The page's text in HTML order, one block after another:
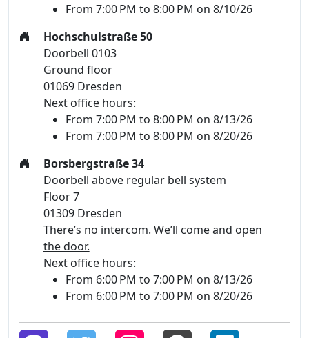
From 7:00 PM to 8:00 PM on 8/10/26
Hochschulstraße 50
Doorbell 0103
Ground floor
01069 Dresden
Next office hours:
From 7:00 PM to 8:00 PM on 8/13/26
From 7:00 PM to 8:00 PM on 8/20/26
Borsbergstraße 34
Doorbell above regular bell system
Floor 7
01309 Dresden
There’s no intercom. We’ll come and open
the door.
Next office hours:
From 6:00 PM to 7:00 PM on 8/13/26
From 6:00 PM to 7:00 PM on 8/20/26